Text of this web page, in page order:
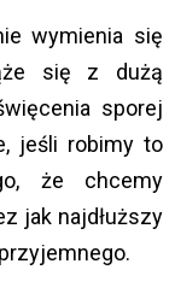
wymienia się
się z dużą
sporej
jeśli robimy to
że chcemy
jak najdłuższy